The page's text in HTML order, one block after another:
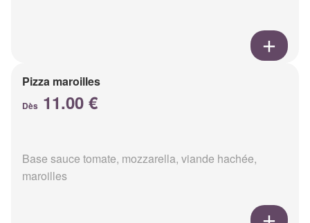
Pizza maroilles
Dès 11.00 €
Base sauce tomate, mozzarella, viande hachée,
maroilles